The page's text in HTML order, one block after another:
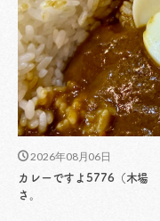
2026年08月06日
カレーですよ5776（木場
さ。